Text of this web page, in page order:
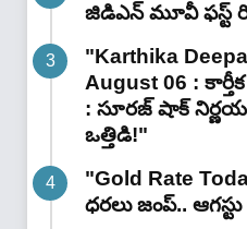
జిడిఎన్ మూవీ ఫ‌స్ట్
"Karthika
August 06 :
: సూరజ్ షాక్
ఒత్తిడి!"
"Gold Rate
ధరలు జంప్..